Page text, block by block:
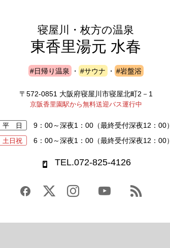
寝屋川・枚方の温泉
東香里湯元 水春
#日帰り温泉 ・ #サウナ ・ #岩盤浴
〒572-0851 大阪府寝屋川市寝屋北町2－1
京阪香里園駅から無料送迎バス運行中
平 日 9：00～深夜1：00（最終受付深夜12：00）
土日祝 6：00～深夜1：00（最終受付深夜12：00）
TEL.072-825-4126